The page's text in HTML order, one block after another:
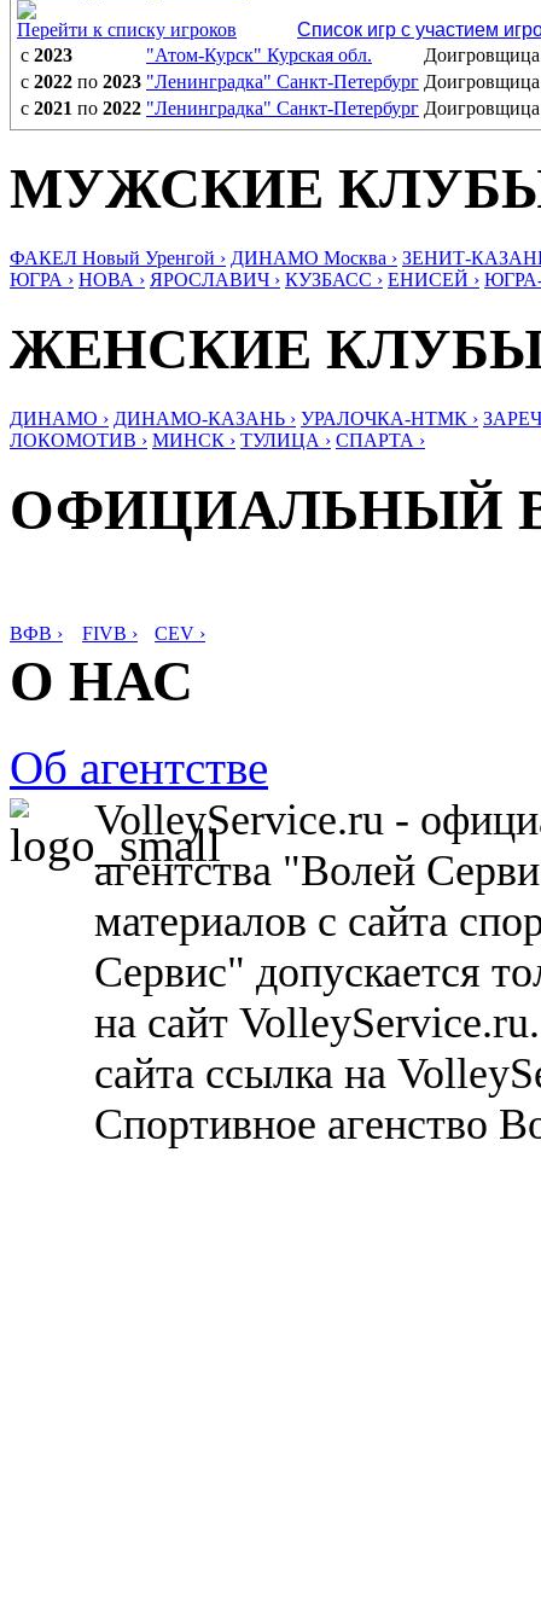
Перейти к списку игроков
Список игр с участием
с 2023 "Атом-Курск" Курская обл.
Доигровщица
с 2022 по 2023 "Ленинградка" Санкт-Петербург Доигровщица
с 2021 по 2022 "Ленинградка" Санкт-Петербург Доигровщица
МУЖСКИЕ
ФАКЕЛ Новый Уренгой › ДИНАМО Москва › ЗЕНИТ-
ЮГРА › НОВА › ЯРОСЛАВИЧ › КУЗБАСС › ЕНИСЕЙ ›
ЖЕНСКИЕ
ДИНАМО › ДИНАМО-КАЗАНЬ › УРАЛОЧКА-НТМК ›
ЛОКОМОТИВ › МИНСК › ТУЛИЦА › СПАРТА ›
ОФИЦИАЛЬНЫЙ
ВФВ › FIVB › CEV ›
О НАС
Об агентстве
VolleyService.ru -
агентства "Волей
материалов с сайта
Сервис" допускается
на сайт
сайта ссылка на
Спортивное агенство